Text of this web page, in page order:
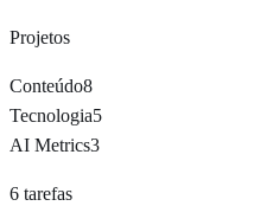
Projetos
Conteúdo8
Tecnologia5
AI Metrics3
6 tarefas